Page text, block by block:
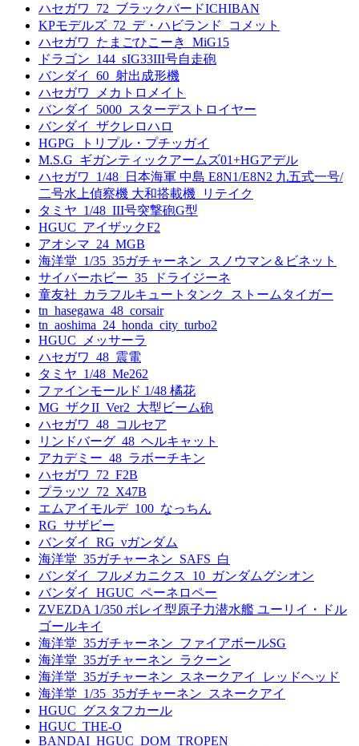
ハセガワ_72_ブラックバードICHIBAN
KPモデルズ_72_デ・ハビランド_コメット
ハセガワ_たまごひこーき_MiG15
ドラゴン_144_sIG33III号自走砲
バンダイ_60_射出成形機
ハセガワ_メカトロメイト
バンダイ_5000_スターデストロイヤー
バンダイ_ザクレロハロ
HGPG_トリプル・プチッガイ
M.S.G_ギガンティックアームズ01+HGアデル
ハセガワ_1/48_日本海軍 中島 E8N1/E8N2 九五式一号/
二号水上偵察機 大和搭載機_リテイク
タミヤ_1/48_III号突撃砲G型
HGUC_アイザックF2
アオシマ_24_MGB
海洋堂_1/35_35ガチャーネン_スノウマン＆ビネット
サイバーホビー_35_ドライジーネ
童友社_カラフルキュートタンク_ストームタイガー
tn_hasegawa_48_corsair
tn_aoshima_24_honda_city_turbo2
HGUC_メッサーラ
ハセガワ_48_震電
タミヤ_1/48_Me262
ファインモールド 1/48 橘花
MG_ザクII_Ver2_大型ビーム砲
ハセガワ_48_コルセア
リンドバーグ_48_ヘルキャット
アカデミー_48_ラボーチキン
ハセガワ_72_F2B
プラッツ_72_X47B
エムアイモルデ_100_なっちん
RG_サザビー
バンダイ_RG_νガンダム
海洋堂_35ガチャーネン_SAFS_白
バンダイ_フルメカニクス_10_ガンダムグシオン
バンダイ_HGUC_ペーネロペー
ZVEZDA 1/350 ボレイ型原子力潜水艦 ユーリイ・ドル
ゴールキイ
海洋堂_35ガチャーネン_ファイアボールSG
海洋堂_35ガチャーネン_ラクーン
海洋堂_35ガチャーネン_スネークアイ_レッドヘッド
海洋堂_1/35_35ガチャーネン_スネークアイ
HGUC_グスタフカール
HGUC_THE-O
BANDAI_HGUC_DOM_TROPEN